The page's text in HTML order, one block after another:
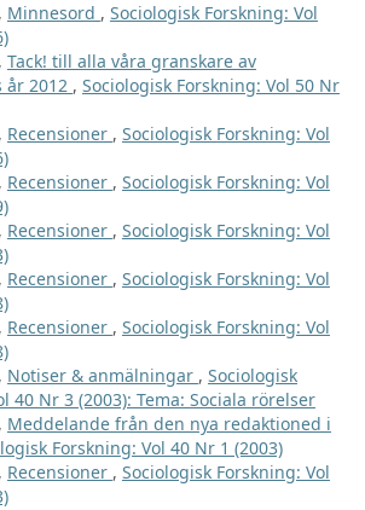
Minnesord , Sociologisk Forskning: Vol
Tack! till alla våra granskare av
år 2012 , Sociologisk Forskning: Vol 50 Nr
Recensioner , Sociologisk Forskning: Vol
Recensioner , Sociologisk Forskning: Vol
Recensioner , Sociologisk Forskning: Vol
Recensioner , Sociologisk Forskning: Vol
Recensioner , Sociologisk Forskning: Vol
Notiser & anmälningar , Sociologisk
40 Nr 3 (2003): Tema: Sociala rörelser
Meddelande från den nya redaktioned i
Forskning: Vol 40 Nr 1 (2003)
Recensioner , Sociologisk Forskning: Vol